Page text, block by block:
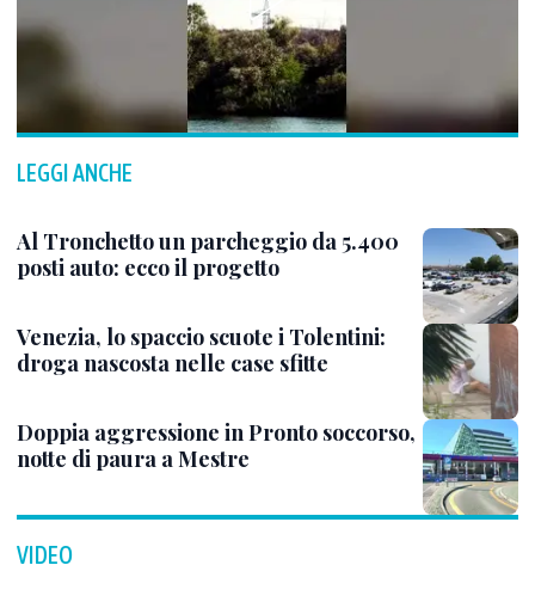
LEGGI ANCHE
Al Tronchetto un parcheggio da 5.400
posti auto: ecco il progetto
Venezia, lo spaccio scuote i Tolentini:
droga nascosta nelle case sfitte
Doppia aggressione in Pronto soccorso,
notte di paura a Mestre
VIDEO